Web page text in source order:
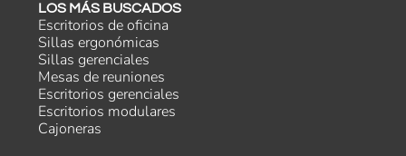
LOS MÁS BUSCADOS
Escritorios de oficina
Sillas ergonómicas
Sillas gerenciales
Mesas de reuniones
Escritorios gerenciales
Escritorios modulares
Cajoneras